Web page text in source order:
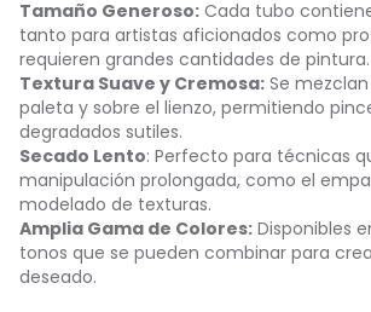
Tamaño Generoso: Cada tubo
tanto para artistas aficionados como
requieren grandes cantidades de pintura.
Textura Suave y Cremosa: Se
paleta y sobre el lienzo, permitiendo
degradados sutiles.
Secado Lento: Perfecto para técnicas
manipulación prolongada, como el
modelado de texturas.
Amplia Gama de Colores: Disponibles
tonos que se pueden combinar para
deseado.